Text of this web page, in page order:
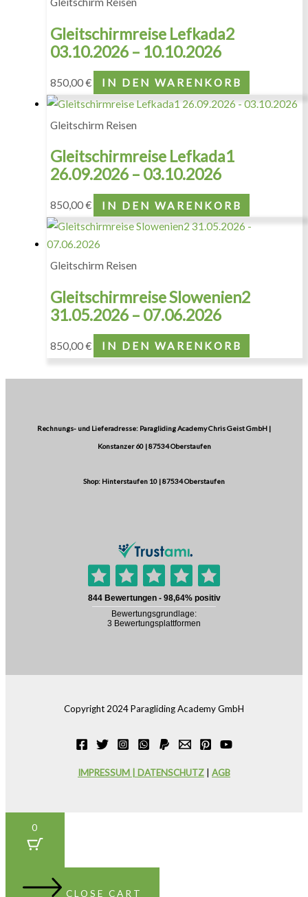
Gleitschirmreise Lefkada2
03.10.2026 – 10.10.2026
850,00€ IN DEN WARENKORB
Gleitschirm Reisen
Gleitschirmreise Lefkada1
26.09.2026 – 03.10.2026
850,00€ IN DEN WARENKORB
Gleitschirm Reisen
Gleitschirmreise Slowenien2
31.05.2026 – 07.06.2026
850,00€ IN DEN WARENKORB
Rechnungs- und Lieferadresse: Paragliding Academy Chris Geist GmbH |
Konstanzer 60 | 87534 Oberstaufen
Shop: Hinterstaufen 10 | 87534 Oberstaufen
Copyright 2024 Paragliding Academy GmbH
IMPRESSUM | DATENSCHUTZ AGB
0
CLOSE CART